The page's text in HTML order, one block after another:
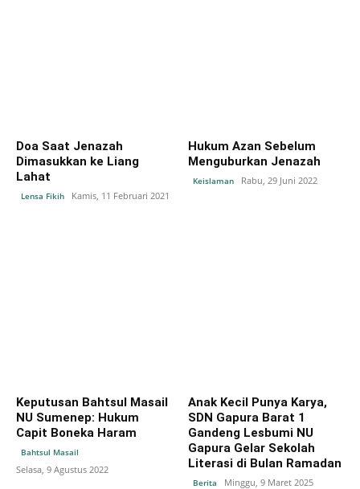
Doa Saat Jenazah
Dimasukkan ke Liang
Lahat
Lensa Fikih Kamis, 11 Februari 2021
Hukum Azan Sebelum
Menguburkan Jenazah
Keislaman Rabu, 29 Juni 2022
Keputusan Bahtsul Masail
NU Sumenep: Hukum
Capit Boneka Haram
Bahtsul Masail
Selasa, 9 Agustus 2022
Anak Kecil Punya Karya,
SDN Gapura Barat 1
Gandeng Lesbumi NU
Gapura Gelar Sekolah
Literasi di Bulan Ramadan
Berita Minggu, 9 Maret 2025